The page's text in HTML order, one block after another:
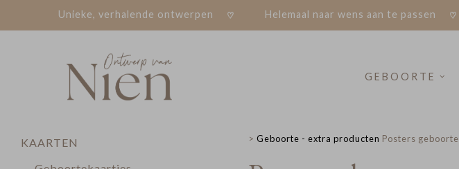
Unieke, verhalende ontwerpen Helemaal naar wens aan te passen
GEBOORTE
KAARTEN
> Geboorte - extra producten Posters geboorte